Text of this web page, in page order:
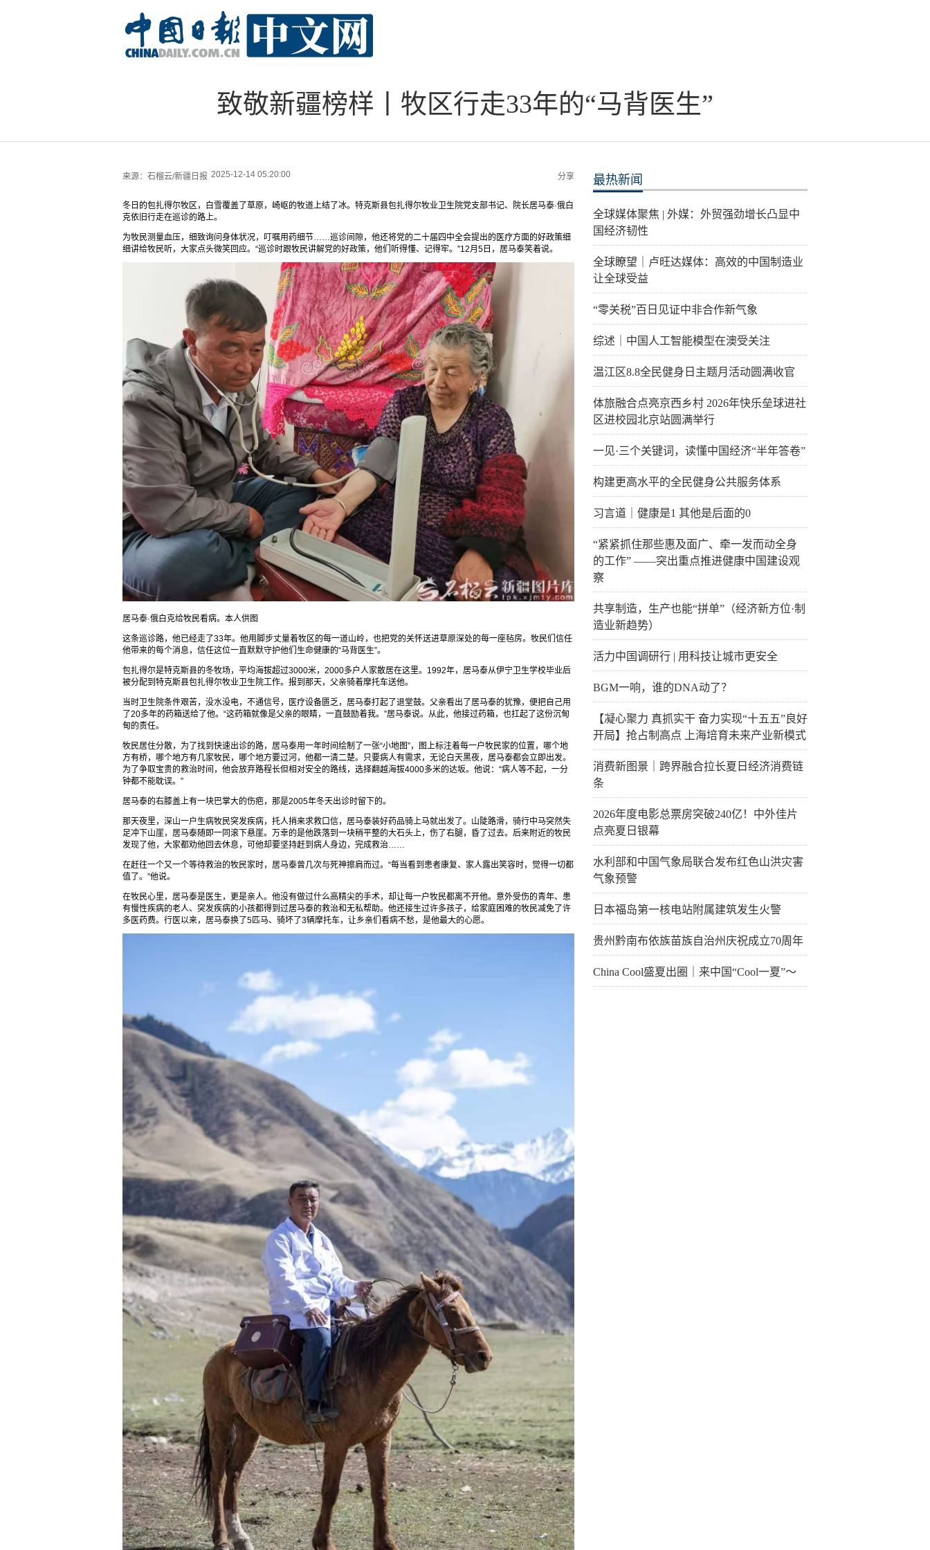
致敬新疆榜样丨牧区行走33年的“马背医生”
来源： 石榴云/新疆日报 2025-12-14 05:20:00 分享
冬日的包扎得尔牧区，白雪覆盖了草原，崎岖的牧道上结了冰。特克斯县包扎得尔牧业卫生院党支部书记、院长居马泰·俄白
克依旧行走在巡诊的路上。
为牧民测量血压，细致询问身体状况，叮嘱用药细节……巡诊间隙，他还将党的二十届四中全会提出的医疗方面的好政策细
细讲给牧民听，大家点头微笑回应。“巡诊时跟牧民讲解党的好政策，他们听得懂、记得牢。”12月5日，居马泰笑着说。
居马泰·俄白克给牧民看病。本人供图
这条巡诊路，他已经走了33年。他用脚步丈量着牧区的每一道山岭，也把党的关怀送进草原深处的每一座毡房。牧民们信任
他带来的每个消息，信任这位一直默默守护他们生命健康的“马背医生”。
包扎得尔是特克斯县的冬牧场，平均海拔超过3000米，2000多户人家散居在这里。1992年，居马泰从伊宁卫生学校毕业后
被分配到特克斯县包扎得尔牧业卫生院工作。报到那天，父亲骑着摩托车送他。
当时卫生院条件艰苦，没水没电，不通信号，医疗设备匮乏，居马泰打起了退堂鼓。父亲看出了居马泰的犹豫，便把自己用
了20多年的药箱送给了他。“这药箱就像是父亲的眼睛，一直鼓励着我。”居马泰说。从此，他接过药箱，也扛起了这份沉甸
甸的责任。
牧民居住分散，为了找到快速出诊的路，居马泰用一年时间绘制了一张“小地图”，图上标注着每一户牧民家的位置，哪个地
方有桥，哪个地方有几家牧民，哪个地方要过河，他都一清二楚。只要病人有需求，无论白天黑夜，居马泰都会立即出发。
为了争取宝贵的救治时间，他会放弃路程长但相对安全的路线，选择翻越海拔4000多米的达坂。他说：“病人等不起，一分
钟都不能耽误。”
居马泰的右膝盖上有一块巴掌大的伤疤，那是2005年冬天出诊时留下的。
那天夜里，深山一户生病牧民突发疾病，托人捎来求救口信，居马泰装好药品骑上马就出发了。山陡路滑，骑行中马突然失
足冲下山崖，居马泰随即一同滚下悬崖。万幸的是他跌落到一块稍平整的大石头上，伤了右腿，昏了过去。后来附近的牧民
发现了他，大家都劝他回去休息，可他却要坚持赶到病人身边，完成救治……
在赶往一个又一个等待救治的牧民家时，居马泰曾几次与死神擦肩而过。“每当看到患者康复、家人露出笑容时，觉得一切都
值了。”他说。
在牧民心里，居马泰是医生，更是亲人。他没有做过什么高精尖的手术，却让每一户牧民都离不开他。意外受伤的青年、患
有慢性疾病的老人、突发疾病的小孩都得到过居马泰的救治和无私帮助。他还接生过许多孩子，给家庭困难的牧民减免了许
多医药费。行医以来，居马泰换了5匹马、骑坏了3辆摩托车，让乡亲们看病不愁，是他最大的心愿。
最热新闻
全球媒体聚焦 | 外媒：外贸强劲增长凸显中
国经济韧性
全球瞭望｜卢旺达媒体：高效的中国制造业
让全球受益
“零关税”百日见证中非合作新气象
综述｜中国人工智能模型在澳受关注
温江区8.8全民健身日主题月活动圆满收官
体旅融合点亮京西乡村 2026年快乐垒球进社
区进校园北京站圆满举行
一见·三个关键词，读懂中国经济“半年答卷”
构建更高水平的全民健身公共服务体系
习言道｜健康是1 其他是后面的0
“紧紧抓住那些惠及面广、牵一发而动全身
的工作” ——突出重点推进健康中国建设观
察
共享制造，生产也能“拼单”（经济新方位·制
造业新趋势）
活力中国调研行 | 用科技让城市更安全
BGM一响，谁的DNA动了？
【凝心聚力 真抓实干 奋力实现“十五五”良好
开局】抢占制高点 上海培育未来产业新模式
消费新图景｜跨界融合拉长夏日经济消费链
条
2026年度电影总票房突破240亿！中外佳片
点亮夏日银幕
水利部和中国气象局联合发布红色山洪灾害
气象预警
日本福岛第一核电站附属建筑发生火警
贵州黔南布依族苗族自治州庆祝成立70周年
China Cool盛夏出圈｜来中国“Cool一夏”～